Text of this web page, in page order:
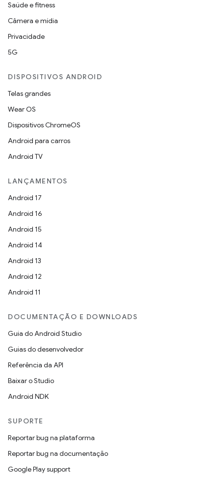
Saúde e fitness
Câmera e mídia
Privacidade
5G
DISPOSITIVOS ANDROID
Telas grandes
Wear OS
Dispositivos ChromeOS
Android para carros
Android TV
LANÇAMENTOS
Android 17
Android 16
Android 15
Android 14
Android 13
Android 12
Android 11
DOCUMENTAÇÃO E DOWNLOADS
Guia do Android Studio
Guias do desenvolvedor
Referência da API
Baixar o Studio
Android NDK
SUPORTE
Reportar bug na plataforma
Reportar bug na documentação
Google Play support